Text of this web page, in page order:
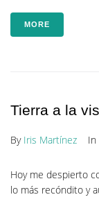
MORE
Tierra a la
By Iris Martínez In
Hoy me despierto
lo más recóndito y